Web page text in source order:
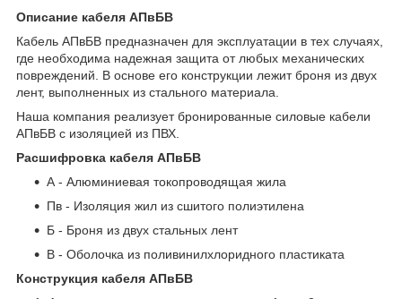
Описание кабеля АПвБВ
Кабель АПвБВ предназначен для эксплуатации в тех случаях,
где необходима надежная защита от любых механических
повреждений. В основе его конструкции лежит броня из двух
лент, выполненных из стального материала.
Наша компания реализует бронированные силовые кабели
АПвБВ с изоляцией из ПВХ.
Расшифровка кабеля АПвБВ
А - Алюминиевая токопроводящая жила
Пв - Изоляция жил из сшитого полиэтилена
Б - Броня из двух стальных лент
В - Оболочка из поливинилхлоридного пластиката
Конструкция кабеля АПвБВ